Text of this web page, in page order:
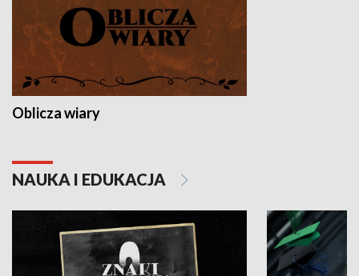
Oblicza wiary
NAUKA I EDUKACJA